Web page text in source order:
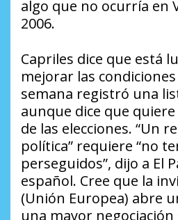
algo que no ocurría en
2006.
Capriles dice que está
mejorar las
semana registró una
aunque dice que
de las elecciones. “Un
política” requiere “no
perseguidos”, dijo a El
español. Cree que la
(Unión Europea) abre
una mayor negociación